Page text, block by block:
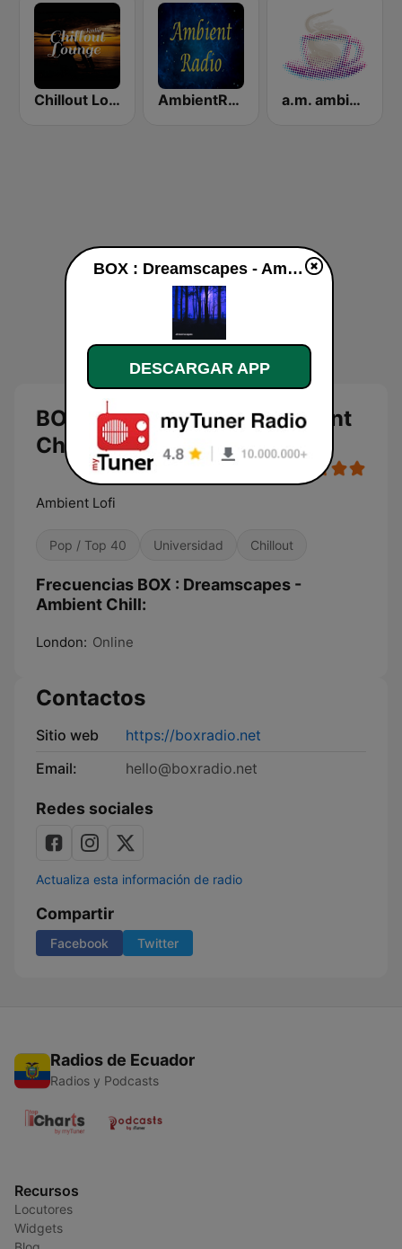
Chillout Lounge Radio AmbientRadio (MRG.fm) a.m. ambient
BOX : Dreamscapes - Ambient
Chill
Ambient Lofi
Pop / Top 40 Universidad Chillout
Frecuencias BOX : Dreamscapes -
Ambient Chill:
London: Online
Contactos
Sitio web
https://boxradio.net
Email:
hello@boxradio.net
Redes sociales
Actualiza esta información de radio
Compartir
Facebook Twitter
Radios de Ecuador
Radios y Podcasts
Recursos
Locutores
Widgets
BOX : Dreamscapes - Ambient Chill en vivo
DESCARGAR APP